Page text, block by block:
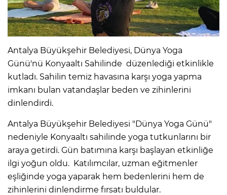
Antalya Büyükşehir Belediyesi, Dünya Yoga
Günü'nü Konyaaltı Sahilinde düzenlediği etkinlikle
kutladı. Sahilin temiz havasına karşı yoga yapma
imkanı bulan vatandaşlar beden ve zihinlerini
dinlendirdi.
Antalya Büyükşehir Belediyesi "Dünya Yoga Günü"
nedeniyle Konyaaltı sahilinde yoga tutkunlarını bir
araya getirdi. Gün batımına karşı başlayan etkinliğe
ilgi yoğun oldu. Katılımcılar, uzman eğitmenler
eşliğinde yoga yaparak hem bedenlerini hem de
zihinlerini dinlendirme fırsatı buldular.